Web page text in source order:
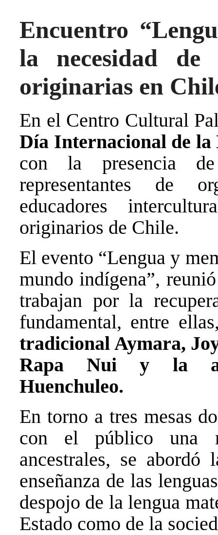
Encuentro
la necesidad de
originarias en
En el Centro Cultural
Día Internacional de
con la presencia
representantes de
educadores
originarios de Chile.
El evento “Lengua y
mundo indígena”,
trabajan por la
fundamental, entre
tradicional Aymara,
Rapa Nui y la
Huenchuleo.
En torno a tres mesas
con el público una
ancestrales, se
enseñanza de las
despojo de la lengua
Estado como de la